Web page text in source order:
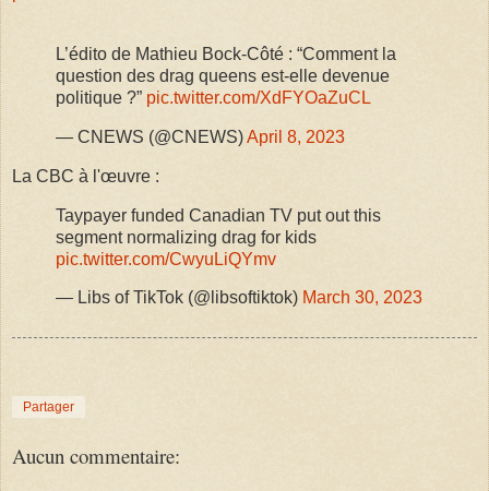
L’édito de Mathieu Bock-Côté : “Comment la
question des drag queens est-elle devenue
politique ?” pic.twitter.com/XdFYOaZuCL
— CNEWS (@CNEWS)April 8, 2023
La CBC à l'œuvre :
Taypayer funded Canadian TV put out this
segment normalizing drag for kids
pic.twitter.com/CwyuLiQYmv
— Libs of TikTok (@libsoftiktok) March 30, 2023
Partager
Aucun commentaire: